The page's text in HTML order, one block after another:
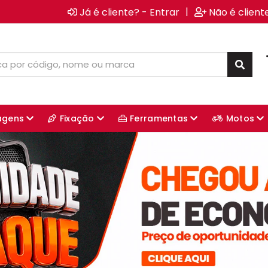
Já é cliente? - Entrar | Não é
Fixação Ferramentas Motos